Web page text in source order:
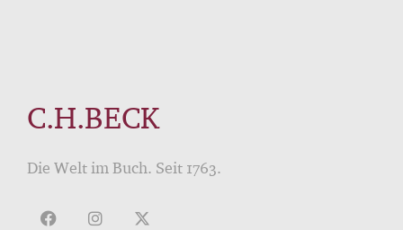
C.H.BECK
Die Welt im Buch. Seit 1763.